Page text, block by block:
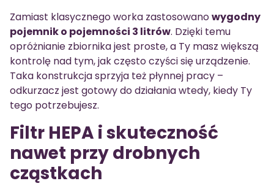
Zamiast klasycznego worka zastosowanowygodny
pojemnik o pojemności 3 litrów. Dzięki temu
opróżnianie zbiornika jest proste, a Ty masz większą
kontrolę nad tym, jak często czyści się urządzenie.
Taka konstrukcja sprzyja też płynnej pracy –
odkurzacz jest gotowy do działania wtedy, kiedy Ty
tego potrzebujesz.
Filtr HEPA i skuteczność
nawet przy drobnych
cząstkach